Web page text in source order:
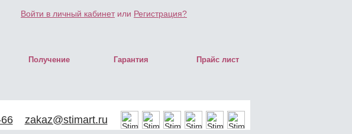
Войти в личный кабинетили Регистрация?
Получение Гарантия Прайс лист
zakaz@stimart.ru